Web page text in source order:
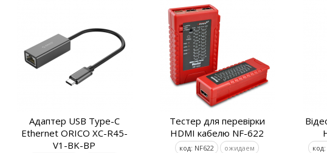
Адаптер USB Type-C
Ethernet ORICO XC-R45-
V1-BK-BP
Тестер для перевірки
HDMI кабелю NF-622
код: NF622 ожидаем код: